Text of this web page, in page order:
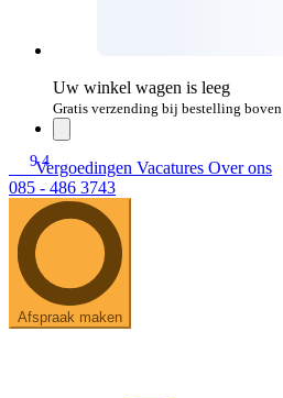
Uw winkel wagen is leeg
Gratis verzending bij bestelling boven
9.4
Vergoedingen Vacatures Over ons
085 - 486 3743
Afspraak maken